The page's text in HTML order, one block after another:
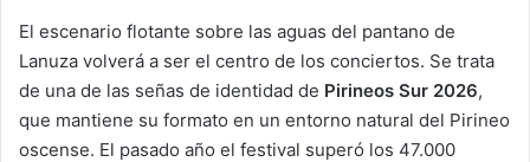
El escenario flotante sobre las aguas del pantano de
Lanuza volverá a ser el centro de los conciertos. Se trata
de una de las señas de identidad de Pirineos Sur 2026,
que mantiene su formato en un entorno natural del Pirineo
oscense. El pasado año el festival superó los 47.000